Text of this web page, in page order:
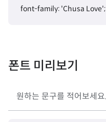
font-family: 'Chusa Love';
폰트 미리보기